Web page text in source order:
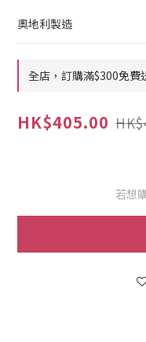
奧地利製造
全店，訂購滿$300免費
HK$405.00
若想